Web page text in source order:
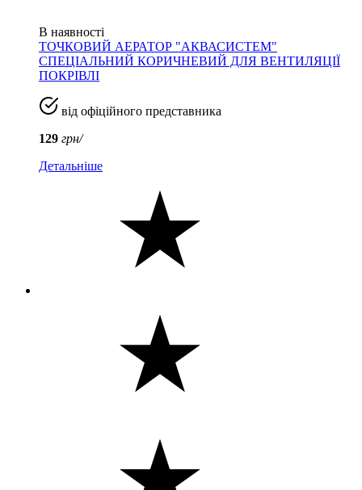
В наявності
ТОЧКОВИЙ АЕРАТОР "АКВАСИСТЕМ"
СПЕЦІАЛЬНИЙ КОРИЧНЕВИЙ ДЛЯ ВЕНТИЛЯЦІЇ
ПОКРІВЛІ
від офіційного представника
129 грн/
Детальніше